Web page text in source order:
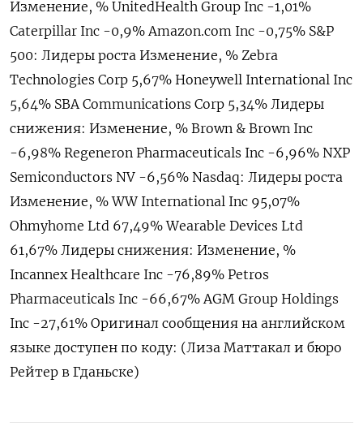
Изменение, % UnitedHealth Group Inc -1,01%
Caterpillar Inc -0,9% Amazon.com Inc -0,75% S&P
500: Лидеры роста Изменение, % Zebra
Technologies Corp 5,67% Honeywell International Inc
5,64% SBA Communications Corp 5,34% Лидеры
снижения: Изменение, % Brown & Brown Inc
-6,98% Regeneron Pharmaceuticals Inc -6,96% NXP
Semiconductors NV -6,56% Nasdaq: Лидеры роста
Изменение, % WW International Inc 95,07%
Ohmyhome Ltd 67,49% Wearable Devices Ltd
61,67% Лидеры снижения: Изменение, %
Incannex Healthcare Inc -76,89% Petros
Pharmaceuticals Inc -66,67% AGM Group Holdings
Inc -27,61% Оригинал сообщения на английском
языке доступен по коду: (Лиза Маттакал и бюро
Рейтер в Гданьске)